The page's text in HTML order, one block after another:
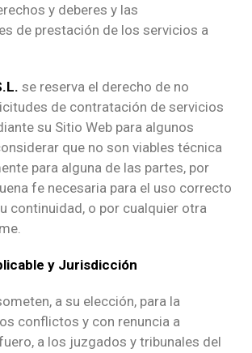
y deberes y las
de prestación de los servicios a
se reserva el derecho de no
de contratación de servicios
su Sitio Web para algunos
que no son viables técnica
para alguna de las partes, por
fe necesaria para el uso correcto
continuidad, o por cualquier otra
y Jurisdicción
a su elección, para la
conflictos y con renuncia a
a los juzgados y tribunales del